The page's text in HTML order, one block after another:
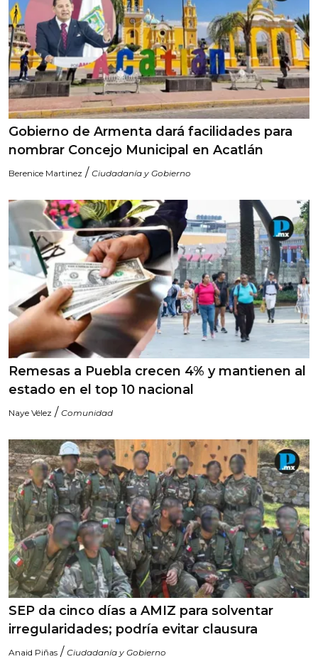
Gobierno de Armenta dará facilidades para
nombrar Concejo Municipal en Acatlán
Berenice Martinez / Ciudadanía y Gobierno
Remesas a Puebla crecen 4% y mantienen al
estado en el top 10 nacional
Naye Vélez / Comunidad
SEP da cinco días a AMIZ para solventar
irregularidades; podría evitar clausura
Anaid Piñas / Ciudadanía y Gobierno